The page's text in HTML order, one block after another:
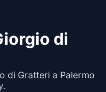
di
di Gratteri a Palermo